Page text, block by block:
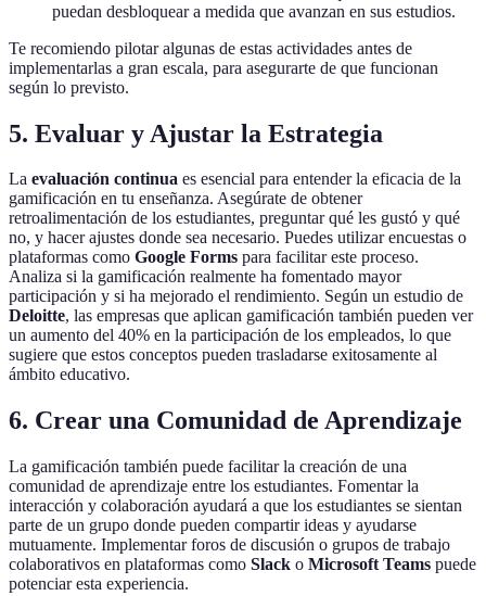
puedan desbloquear a medida que avanzan en sus estudios.
Te recomiendo pilotar algunas de estas actividades antes de
implementarlas a gran escala, para asegurarte de que funcionan
según lo previsto.
5. Evaluar y Ajustar la Estrategia
La evaluación continua es esencial para entender la eficacia de la
gamificación en tu enseñanza. Asegúrate de obtener
retroalimentación de los estudiantes, preguntar qué les gustó y qué
no, y hacer ajustes donde sea necesario. Puedes utilizar encuestas o
plataformas como Google Forms para facilitar este proceso.
Analiza si la gamificación realmente ha fomentado mayor
participación y si ha mejorado el rendimiento. Según un estudio de
Deloitte, las empresas que aplican gamificación también pueden ver
un aumento del 40% en la participación de los empleados, lo que
sugiere que estos conceptos pueden trasladarse exitosamente al
ámbito educativo.
6. Crear una Comunidad de Aprendizaje
La gamificación también puede facilitar la creación de una
comunidad de aprendizaje entre los estudiantes. Fomentar la
interacción y colaboración ayudará a que los estudiantes se sientan
parte de un grupo donde pueden compartir ideas y ayudarse
mutuamente. Implementar foros de discusión o grupos de trabajo
colaborativos en plataformas como Slack o Microsoft Teams puede
potenciar esta experiencia.